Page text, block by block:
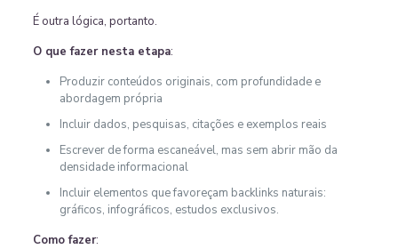
É outra lógica, portanto.
O que fazer nesta etapa:
Produzir conteúdos originais, com profundidade e
abordagem própria
Incluir dados, pesquisas, citações e exemplos reais
Escrever de forma escaneável, mas sem abrir mão da
densidade informacional
Incluir elementos que favoreçam backlinks naturais:
gráficos, infográficos, estudos exclusivos.
Como fazer: